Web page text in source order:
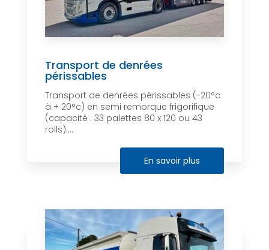
Transport de denrées
périssables
Transport de denrées périssables (-20°c
à + 20°c) en semi remorque frigorifique
(capacité : 33 palettes 80 x 120 ou 43
rolls)....
En savoir plus